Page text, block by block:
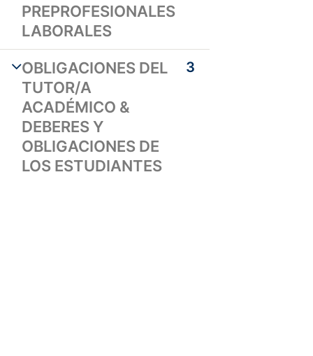
PREPROFESIONALES
LABORALES
OBLIGACIONES DEL
TUTOR/A
ACADÉMICO &
DEBERES Y
OBLIGACIONES DE
LOS ESTUDIANTES
3
Contacto
Visión y Misión
Programas
Inscripciones
Homologación